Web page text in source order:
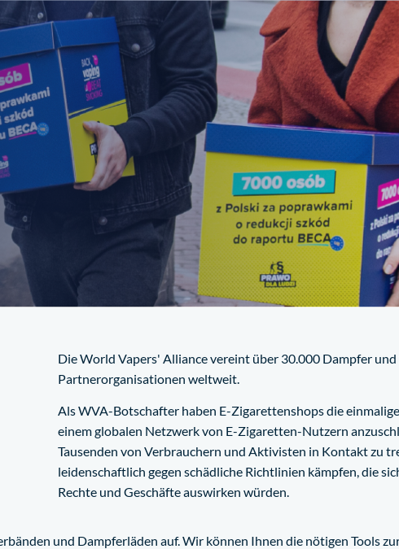
Sie mit Nachrichten Geschäft
Die World Vapers' Alliance vereint über 30.000 Dampfer und
Partnerorganisationen weltweit.
Als WVA-Botschafter haben E-Zigarettenshops die
einem globalen Netzwerk von E-Zigaretten-Nutzern
Tausenden von Verbrauchern und Aktivisten in Kontakt zu
leidenschaftlich gegen schädliche Richtlinien kämpfen, die
Rechte und Geschäfte auswirken würden.
und Dampferläden auf. Wir können Ihnen die nötigen Tools